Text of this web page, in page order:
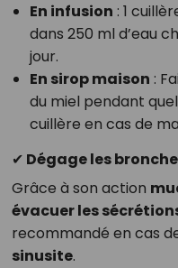
En infusion : 1
dans 250 ml d’eau
jour.
En sirop maison :
du miel pendant
cuillère en cas de
✔ Dégage les
Grâce à son action
évacuer les
recommandé en cas
sinusite.